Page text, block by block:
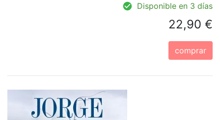
Disponible en 3 días
22,90 €
comprar